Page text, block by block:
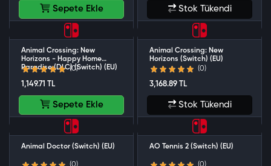
Sepete Ekle Stok Tükendi
Animal Crossing: New
Horizons - Happy Home
Paradise (DLC) (Switch) (EU)
(0)
1,149.71 TL
Sepete Ekle
Animal Crossing: New
Horizons (Switch) (EU)
(0)
3,168.89 TL
Stok Tükendi
Animal Doctor (Switch) (EU) AO Tennis 2 (Switch) (EU)